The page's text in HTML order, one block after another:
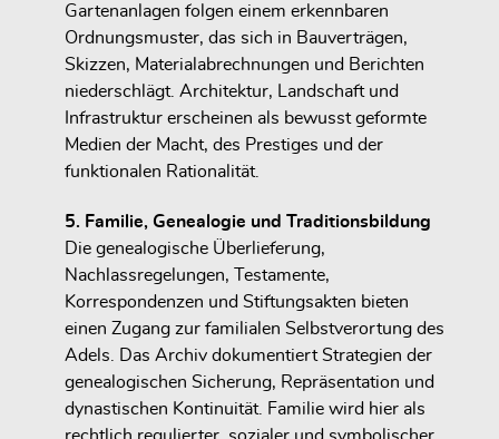
Gartenanlagen folgen einem erkennbaren
Ordnungsmuster, das sich in Bauverträgen,
Skizzen, Materialabrechnungen und Berichten
niederschlägt. Architektur, Landschaft und
Infrastruktur erscheinen als bewusst geformte
Medien der Macht, des Prestiges und der
funktionalen Rationalität.
5. Familie, Genealogie und Traditionsbildung
Die genealogische Überlieferung,
Nachlassregelungen, Testamente,
Korrespondenzen und Stiftungsakten bieten
einen Zugang zur familialen Selbstverortung des
Adels. Das Archiv dokumentiert Strategien der
genealogischen Sicherung, Repräsentation und
dynastischen Kontinuität. Familie wird hier als
rechtlich regulierter, sozialer und symbolischer